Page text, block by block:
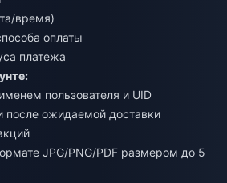
время)
оплаты
платежа
пользователя и UID
после ожидаемой доставки
JPG/PNG/PDF размером до 5